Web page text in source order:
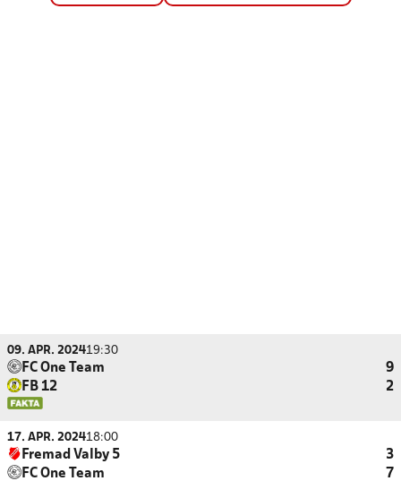
09. APR. 202419:30
FC One Team
9
FB 12
2
17. APR. 202418:00
Fremad Valby 5
3
FC One Team
7